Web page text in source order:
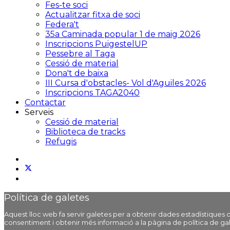
Fes-te soci
Actualitzar fitxa de soci
Federa't
35a Caminada popular 1 de maig 2026
Inscripcions PuigestelUP
Pessebre al Taga
Cessió de material
Dona't de baixa
III Cursa d'obstacles- Vol d'Aguiles 2026
Inscripcions TAGA2040
Contactar
Serveis
Cessió de material
Biblioteca de tracks
Refugis
Política de galetes
Aquest lloc web fa servir galetes per a obtenir dades
consentiment i obtenir més informació a la pàgina de política de